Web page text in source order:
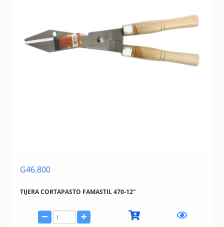
G46.800
TIJERA CORTAPASTO FAMASTIL 470-12"